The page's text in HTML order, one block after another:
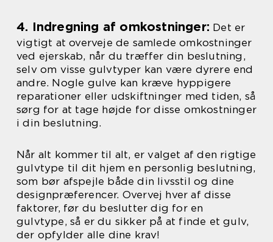
4. Indregning af omkostninger: Det er
vigtigt at overveje de samlede omkostninger
ved ejerskab, når du træffer din beslutning,
selv om visse gulvtyper kan være dyrere end
andre. Nogle gulve kan kræve hyppigere
reparationer eller udskiftninger med tiden, så
sørg for at tage højde for disse omkostninger
i din beslutning.
Når alt kommer til alt, er valget af den rigtige
gulvtype til dit hjem en personlig beslutning,
som bør afspejle både din livsstil og dine
designpræferencer. Overvej hver af disse
faktorer, før du beslutter dig for en
gulvtype, så er du sikker på at finde et gulv,
der opfylder alle dine krav!